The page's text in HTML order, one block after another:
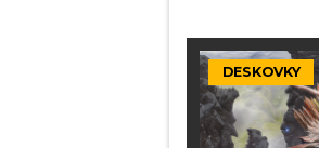
DESKOVKY